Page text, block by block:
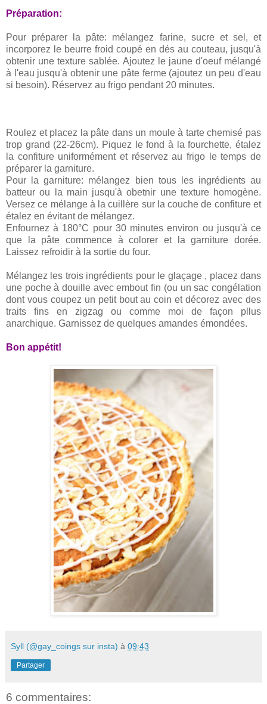
Préparation:
Pour préparer la pâte: mélangez farine, sucre et sel, et
incorporez le beurre froid coupé en dés au couteau, jusqu'à
obtenir une texture sablée. Ajoutez le jaune d'oeuf mélangé
à l'eau jusqu'à obtenir une pâte ferme (ajoutez un peu d'eau
si besoin). Réservez au frigo pendant 20 minutes.
Roulez et placez la pâte dans un moule à tarte chemisé pas
trop grand (22-26cm). Piquez le fond à la fourchette, étalez
la confiture uniformément et réservez au frigo le temps de
préparer la garniture.
Pour la garniture: mélangez bien tous les ingrédients au
batteur ou la main jusqu'à obetnir une texture homogène.
Versez ce mélange à la cuillère sur la couche de confiture et
étalez en évitant de mélangez.
Enfournez à 180°C pour 30 minutes environ ou jusqu'à ce
que la pâte commence à colorer et la garniture dorée.
Laissez refroidir à la sortie du four.
Mélangez les trois ingrédients pour le glaçage , placez dans
une poche à douille avec embout fin (ou un sac congélation
dont vous coupez un petit bout au coin et décorez avec des
traits fins en zigzag ou comme moi de façon pllus
anarchique. Garnissez de quelques amandes émondées.
Bon appétit!
Syll (@gay_coings sur insta) à 09:43
Partager
6 commentaires: